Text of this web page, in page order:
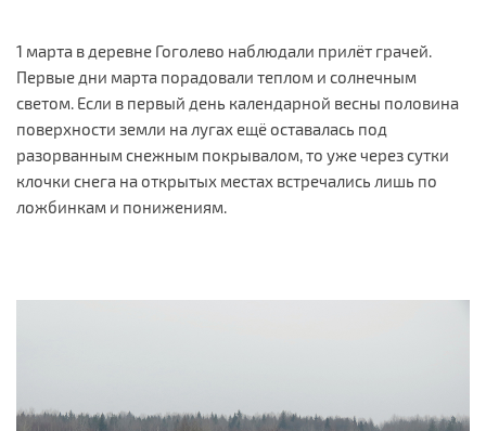
1 марта в деревне Гоголево наблюдали прилёт грачей.
Первые дни марта порадовали теплом и солнечным
светом. Если в первый день календарной весны половина
поверхности земли на лугах ещё оставалась под
разорванным снежным покрывалом, то уже через сутки
клочки снега на открытых местах встречались лишь по
ложбинкам и понижениям.